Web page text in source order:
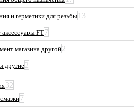
и герметики для резьбы 13
FT7
магазина другой2
другие2
32
7